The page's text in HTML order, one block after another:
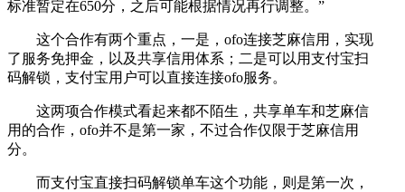
标准暂定在650分，之后可能根据情况再行调整。”
这个合作有两个重点，一是，ofo连接芝麻信用，实现
了服务免押金，以及共享信用体系；二是可以用支付宝扫
码解锁，支付宝用户可以直接连接ofo服务。
这两项合作模式看起来都不陌生，共享单车和芝麻信
用的合作，ofo并不是第一家，不过合作仅限于芝麻信用
分。
而支付宝直接扫码解锁单车这个功能，则是第一次，